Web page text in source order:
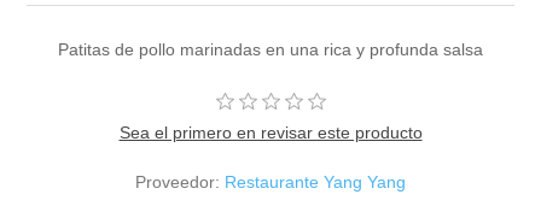
Patitas de pollo marinadas en una rica y profunda salsa
Sea el primero en revisar este producto
Proveedor: Restaurante Yang Yang